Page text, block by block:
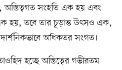
অস্তিত্বগত সংহতি এক হয় এবং
হয়, তবে তার চূড়ান্ত উৎসও এক,
অধিকতর সংগত।
হচ্ছে অস্তিত্বের গভীরতম